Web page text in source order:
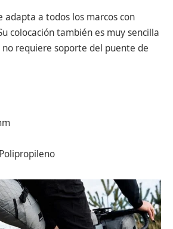
adapta a todos los marcos con
colocación también es muy sencilla
requiere soporte del puente de